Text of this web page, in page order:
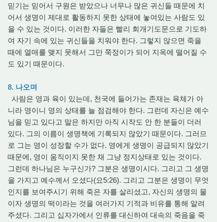
믿기는 믿어서 구원은 받았으나 너무나 많은 귀신들 때문에 치
어서 생명이 제대로 활동하지 못한 상태에 놓여있는 사람도 있
을 수 있는 것이다. 이러한 자들은 빨리 회개기도문으로 기도하
여 자기 속에 있는 귀신들을 치워야 한다. 그렇지 않으면 죽을
때에 열매를 맺지 못해서 그만 쭉정이가 되어 지옥에 떨어질 수
도 있기 때문이다.
8. 나오며
사람은 영과 육이 있는데, 천국에 들어가는 존재는 육체가 아
니라 영이니 영의 상태를 늘 점검해야 한다. 그런데 자신은 예수
님을 믿고 있다고 말은 하지만 아직 시작도 안 한 분들이 더러
있다. 그의 이름이 생명책에 기록되지 않았기 때문이다. 그러므
로 그는 영이 성장할 수가 없다. 영에게 생명이 공급되지 않았기
때문에, 영이 움직이지 못한 채 그냥 정지상태로 있는 것이다.
그런데 하나님은 누구신가? 그분은 생명이시다. 그리고 그 생명
을 가지고 예수께서 오셨다(요5:26). 그리고 그분은 생명이 무엇
인지를 보여주시기 위해 죽은 자를 살리셨고, 자신의 생명의 물
이자 생명의 떡이라는 것을 여러가지 기적과 비유를 통해 알려
주셨다. 그리고 십자가에서 인류를 대신하여 대속의 죽음을 죽